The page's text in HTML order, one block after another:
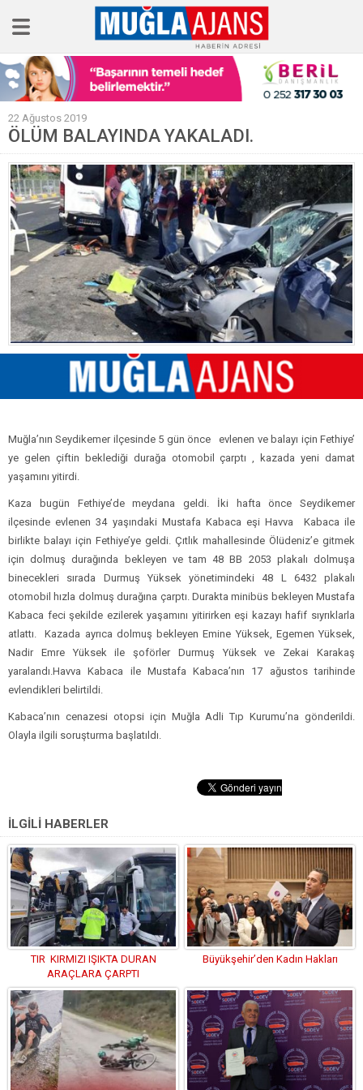
Ana Sayfa
Tüm Haberler
Sağlık
Magazin
Künye
22 Ağustos 2019
ÖLÜM BALAYINDA YAKALADI.
Muğla’nın Seydikemer ilçesinde 5 gün önce evlenen ve balayı için Fethiye’
ye gelen çiftin beklediği durağa otomobil çarptı , kazada yeni damat
yaşamını yitirdi.
Kaza bugün Fethiye’de meydana geldi. İki hafta önce Seydikemer
ilçesinde evlenen 34 yaşındaki Mustafa Kabaca eşi Havva Kabaca ile
birlikte balayı için Fethiye’ye geldi. Çıtlık mahallesinde Ölüdeniz’e gitmek
için dolmuş durağında bekleyen ve tam 48 BB 2053 plakalı dolmuşa
binecekleri sırada Durmuş Yüksek yönetimindeki 48 L 6432 plakalı
otomobil hızla dolmuş durağına çarptı. Durakta minibüs bekleyen Mustafa
Kabaca feci şekilde ezilerek yaşamını yitirirken eşi kazayı hafif sıyrıklarla
atlattı. Kazada ayrıca dolmuş bekleyen Emine Yüksek, Egemen Yüksek,
Nadir Emre Yüksek ile şoförler Durmuş Yüksek ve Zekai Karakaş
yaralandı.Havva Kabaca ile Mustafa Kabaca’nın 17 ağustos tarihinde
evlendikleri belirtildi.
Kabaca’nın cenazesi otopsi için Muğla Adli Tıp Kurumu’na gönderildi.
Olayla ilgili soruşturma başlatıldı.
İLGİLİ HABERLER
TIR KIRMIZI IŞIKTA DURAN
ARAÇLARA ÇARPTI
Büyükşehir’den Kadın Hakları